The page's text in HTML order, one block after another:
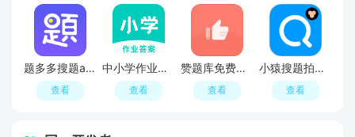
题多多搜题app永久免费版
查看
中小学作业答案神器手机客户端
查看
赞题库免费搜题
查看
小猿搜题拍照解题软件
查看